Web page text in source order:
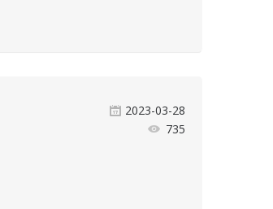
2023-03-28
735